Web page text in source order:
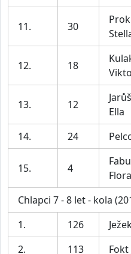
11. 30
12. 18
13. 12
Ella
14. 24
15. 4
Chlapci 7 - 8 let - kola
1.
126
2.
113 Fokt